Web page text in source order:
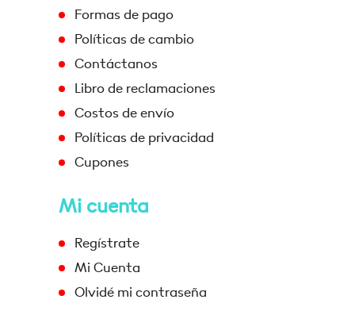
Formas de pago
Políticas de cambio
Contáctanos
Libro de reclamaciones
Costos de envío
Políticas de privacidad
Cupones
Mi cuenta
Regístrate
Mi Cuenta
Olvidé mi contraseña